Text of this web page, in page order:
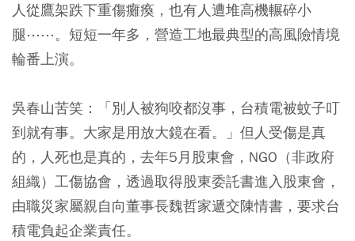
人從鷹架跌下重傷癱瘓，也有人遭堆高機輾碎小
腿⋯⋯。短短一年多，營造工地最典型的高風險情境
輪番上演。
吳春山苦笑：「別人被狗咬都沒事，台積電被蚊子叮
到就有事。大家是用放大鏡在看。」但人受傷是真
的，人死也是真的，去年5月股東會，NGO（非政府
組織）工傷協會，透過取得股東委託書進入股東會，
由職災家屬親自向董事長魏哲家遞交陳情書，要求台
積電負起企業責任。